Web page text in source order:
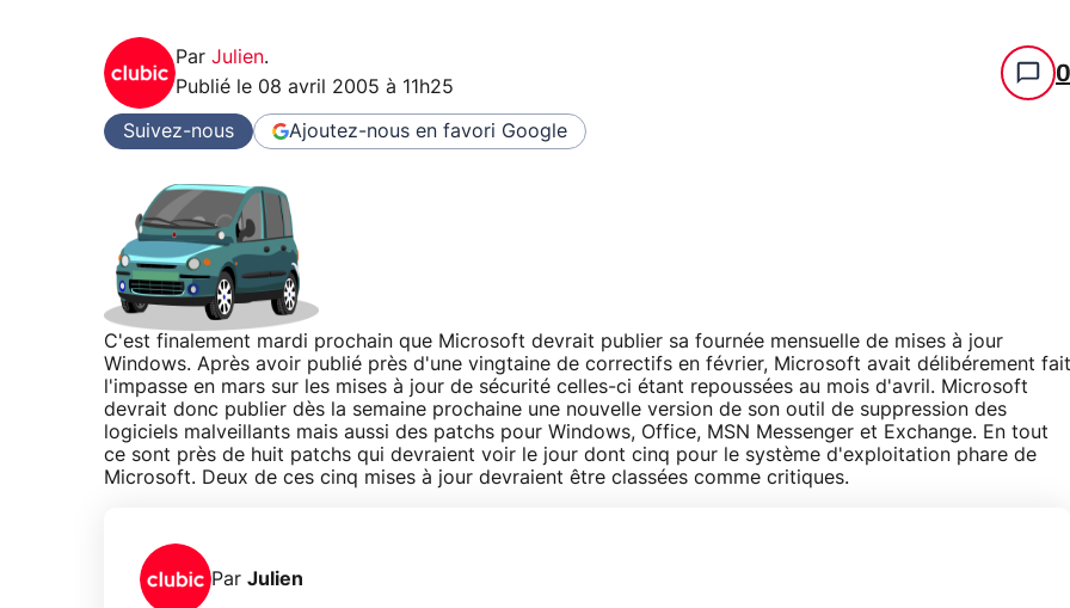
Par Julien.
Publié le 08 avril 2005 à 11h25 0
Suivez-nous Ajoutez-nous en favori Google
C'est finalement mardi prochain que Microsoft devrait publier sa fournée mensuelle de mises à jour
Windows. Après avoir publié près d'une vingtaine de correctifs en février, Microsoft avait délibérement fait
l'impasse en mars sur les mises à jour de sécurité celles-ci étant repoussées au mois d'avril. Microsoft
devrait donc publier dès la semaine prochaine une nouvelle version de son outil de suppression des
logiciels malveillants mais aussi des patchs pour Windows, Office, MSN Messenger et Exchange. En tout
ce sont près de huit patchs qui devraient voir le jour dont cinq pour le système d'exploitation phare de
Microsoft. Deux de ces cinq mises à jour devraient être classées comme critiques.
Par Julien